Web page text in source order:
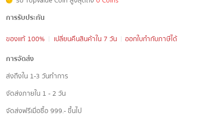
การรับประกัน
ของแท้ 100%
เปลี่ยนคืนสินค้าใน 7 วัน
ออกใบกำกับภาษีได้
การจัดส่ง
ส่งถึงใน 1-3 วันทำการ
จัดส่งภายใน 1 - 2 วัน
จัดส่งฟรีเมื่อซื้อ 999.- ขึ้นไป